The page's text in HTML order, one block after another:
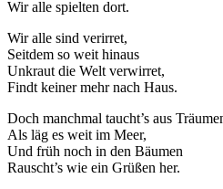
Wir alle spielten dort.
Wir alle sind verirret,
Seitdem so weit hinaus
Unkraut die Welt verwirret,
Findt keiner mehr nach Haus.
Doch manchmal taucht’s aus
Als läg es weit im Meer,
Und früh noch in den Bäumen
Rauscht’s wie ein Grüßen her.